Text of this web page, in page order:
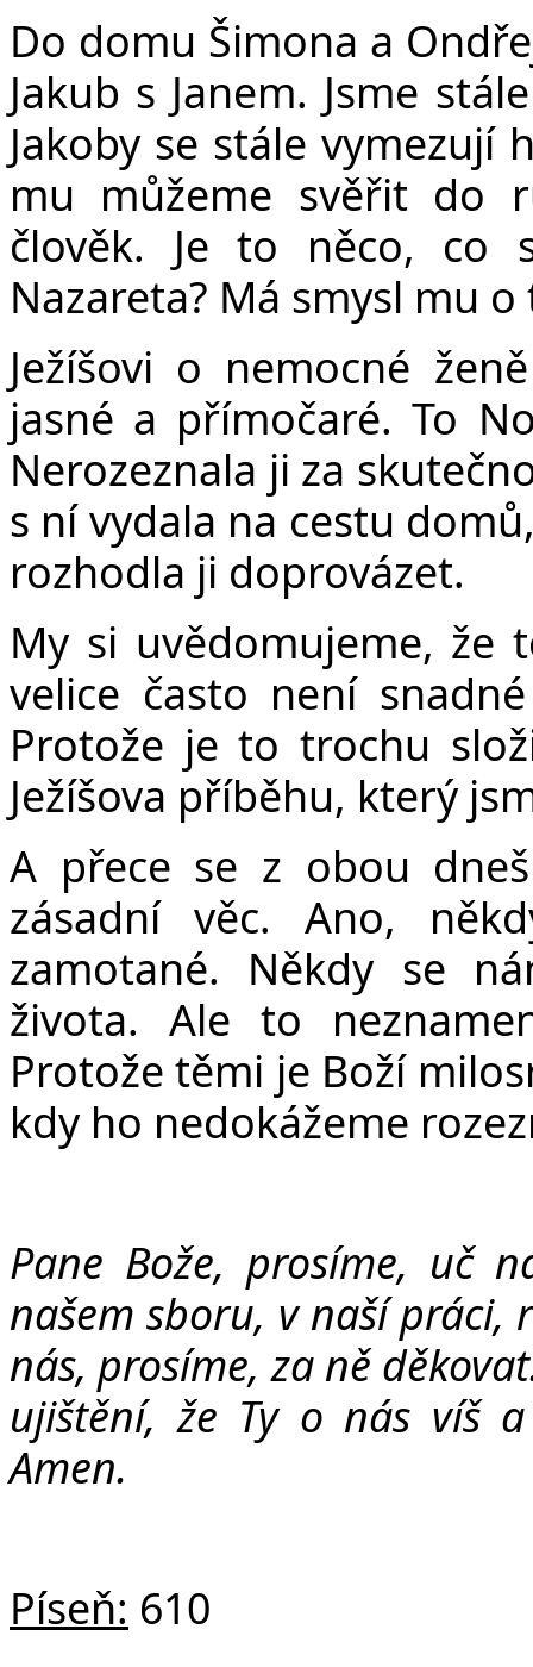
Do domu Šimona a
Jakub s Janem. Jsme
Jakoby se stále vymezují
mu můžeme svěřit do
člověk. Je to něco, co
Nazareta? Má smysl mu
Ježíšovi o nemocné
jasné a přímočaré. To
Nerozeznala ji za
s ní vydala na cestu
rozhodla ji doprovázet.
My si uvědomujeme, že
velice často není
Protože je to trochu
Ježíšova příběhu, který
A přece se z obou
zásadní věc. Ano,
zamotané. Někdy se
života. Ale to
Protože těmi je Boží
kdy ho nedokážeme
Pane Bože, prosíme, uč
našem sboru, v naší práci,
nás, prosíme, za ně
ujištění, že Ty o nás víš
Amen.
Píseň: 610